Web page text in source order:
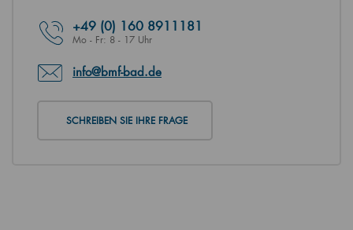
+49 (0) 160 8911181
Mo - Fr: 8 - 17 Uhr
info@bmf-bad.de
SCHREIBEN SIE IHRE FRAGE